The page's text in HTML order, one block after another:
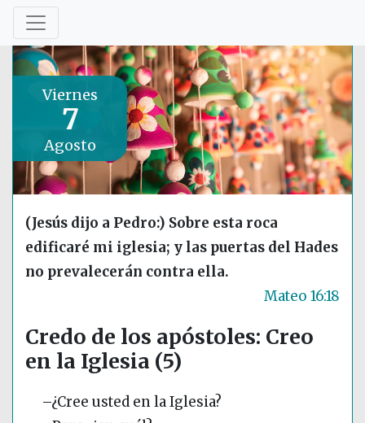
Viernes
7
Agosto
(Jesús dijo a Pedro:) Sobre esta roca
edificaré mi iglesia; y las puertas del Hades
no prevalecerán contra ella.
Mateo 16:18
Credo de los apóstoles: Creo
en la Iglesia (5)
–¿Cree usted en la Iglesia?